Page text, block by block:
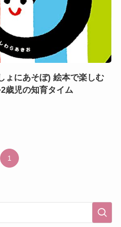
ょにあそぼ) 絵本で楽しむ
歳児の知育タイム
1